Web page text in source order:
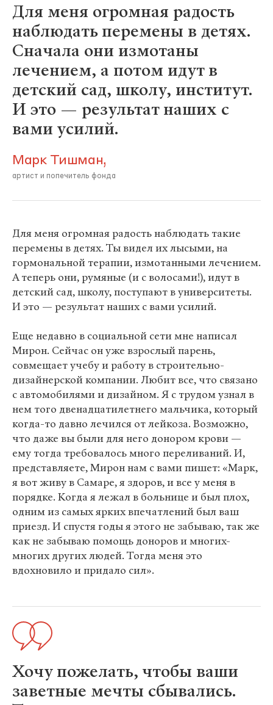
Для меня огромная радость
наблюдать перемены в детях.
Сначала они измотаны
лечением, а потом идут в
детский сад, школу, институт.
И это — результат наших с
вами усилий.
Марк Тишман,
артист и попечитель фонда
Для меня огромная радость наблюдать такие
перемены в детях. Ты видел их лысыми, на
гормональной терапии, измотанными лечением.
А теперь они, румяные (и с волосами!), идут в
детский сад, школу, поступают в университеты.
И это — результат наших с вами усилий.
Еще недавно в социальной сети мне написал
Мирон. Сейчас он уже взрослый парень,
совмещает учебу и работу в строительно-
дизайнерской компании. Любит все, что связано
с автомобилями и дизайном. Я с трудом узнал в
нем того двенадцатилетнего мальчика, который
когда-то давно лечился от лейкоза. Возможно,
что даже вы были для него донором крови —
ему тогда требовалось много переливаний. И,
представляете, Мирон нам с вами пишет: «Марк,
я вот живу в Самаре, я здоров, и все у меня в
порядке. Когда я лежал в больнице и был плох,
одним из самых ярких впечатлений был ваш
приезд. И спустя годы я этого не забываю, так же
как не забываю помощь доноров и многих-
многих других людей. Тогда меня это
вдохновило и придало сил».
Хочу пожелать, чтобы ваши
заветные мечты сбывались.